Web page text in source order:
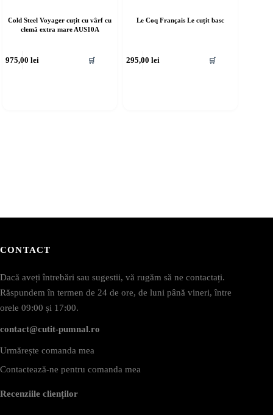
Cold Steel Voyager cuțit cu vârf cu
clemă extra mare AUS10A
975,00 lei 🛒
Le Coq Français Le cuțit basc
295,00 lei 🛒
CONTACT
Dacă aveți întrebări sau sugestii, vă rugăm să ne contactați.
Răspundem în termen de 24 de ore, de luni până vineri, între
orele 09:00 și 17:00.
contact@cutit-pumnal.ro
Urmărește comanda mea
Contactează-ne pentru comanda mea
Recenziile clienților